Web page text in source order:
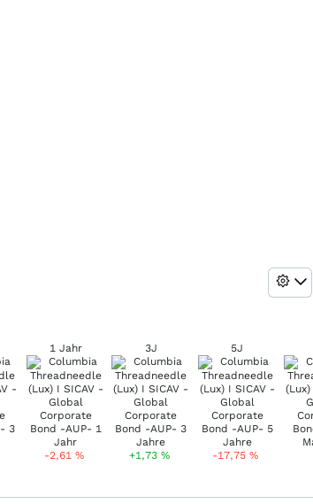
1 Jahr
-2,61 %
3J
+1,73 %
5J
-17,75%